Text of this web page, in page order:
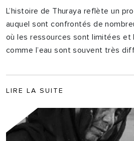
L’histoire de Thuraya reflète un
auquel sont confrontés de
où les ressources sont limitées et
comme l’eau sont souvent très
LIRE LA SUITE